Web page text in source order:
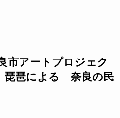
市アートプロジェク
琵琶による 奈良の民